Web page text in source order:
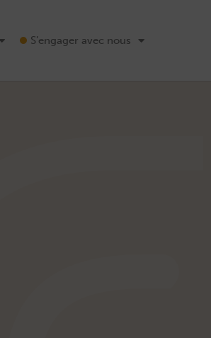
S’engager avec nous